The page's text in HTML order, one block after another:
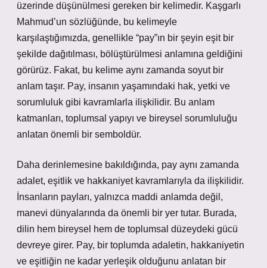
üzerinde düşünülmesi gereken bir kelimedir. Kaşgarlı
Mahmud’un sözlüğünde, bu kelimeyle
karşılaştığımızda, genellikle “pay”ın bir şeyin eşit bir
şekilde dağıtılması, bölüştürülmesi anlamına geldiğini
görürüz. Fakat, bu kelime aynı zamanda soyut bir
anlam taşır. Pay, insanın yaşamındaki hak, yetki ve
sorumluluk gibi kavramlarla ilişkilidir. Bu anlam
katmanları, toplumsal yapıyı ve bireysel sorumluluğu
anlatan önemli bir semboldür.
Daha derinlemesine bakıldığında, pay aynı zamanda
adalet, eşitlik ve hakkaniyet kavramlarıyla da ilişkilidir.
İnsanların payları, yalnızca maddi anlamda değil,
manevi dünyalarında da önemli bir yer tutar. Burada,
dilin hem bireysel hem de toplumsal düzeydeki gücü
devreye girer. Pay, bir toplumda adaletin, hakkaniyetin
ve eşitliğin ne kadar yerleşik olduğunu anlatan bir